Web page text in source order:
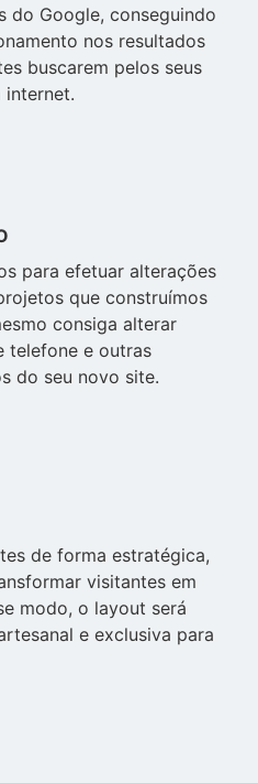
do Google, conseguindo
nos resultados
buscarem pelos seus
internet.
para efetuar alterações
que construímos
consiga alterar
telefone e outras
do seu novo site.
de forma estratégica,
visitantes em
modo, o layout será
e exclusiva para